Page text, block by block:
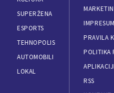
SUPERŽENA
ESPORTS
TEHNOPOLIS
AUTOMOBILI
LOKAL
IMPRESUM
PRAVILA
POLITIKA
RSS